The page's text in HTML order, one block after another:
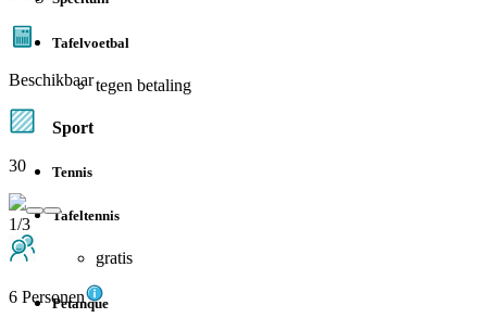
Tafelvoetbal
tegen betaling
Sport
Tennis
Tafeltennis
gratis
Petanque
Beschikbaar
30
1/3
6 Personen